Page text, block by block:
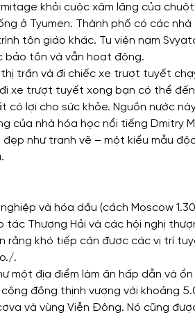
khỏi cuộc xâm lăng của
ở Tyumen. Thành phố có các
tôn giáo khác. Tu viện nam
bảo tồn và vẫn hoạt động.
trấn và đi chiếc xe trượt tuyết
xe trượt tuyết xong bạn có thể
có lợi cho sức khỏe. Nguồn nước
của nhà hóa học nổi tiếng Dmitry
như tranh vẽ – một kiểu mẫu
và hóa dầu (cách Moscow
Thượng Hải và các hội nghị
rằng khó tiếp cận được các vị trí
.
một địa điểm làm ăn hấp dẫn và
đồng thịnh vượng với khoảng
và vùng Viễn Đông. Nó cũng